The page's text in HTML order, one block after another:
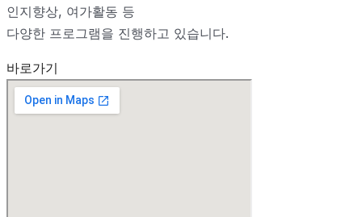
인지향상, 여가활동 등
다양한 프로그램을 진행하고 있습니다.
바로가기